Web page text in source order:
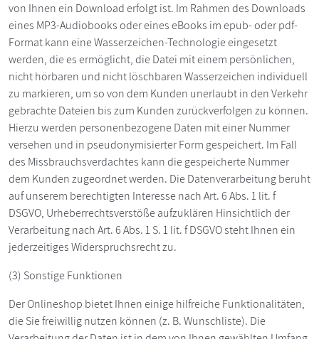
von Ihnen ein Download erfolgt ist. Im Rahmen des Downloads
eines MP3-Audiobooks oder eines eBooks im epub- oder pdf-
Format kann eine Wasserzeichen-Technologie eingesetzt
werden, die es ermöglicht, die Datei mit einem persönlichen,
nicht hörbaren und nicht löschbaren Wasserzeichen individuell
zu markieren, um so von dem Kunden unerlaubt in den Verkehr
gebrachte Dateien bis zum Kunden zurückverfolgen zu können.
Hierzu werden personenbezogene Daten mit einer Nummer
versehen und in pseudonymisierter Form gespeichert. Im Fall
des Missbrauchsverdachtes kann die gespeicherte Nummer
dem Kunden zugeordnet werden. Die Datenverarbeitung beruht
auf unserem berechtigten Interesse nach Art. 6 Abs. 1 lit. f
DSGVO, Urheberrechtsverstöße aufzuklären Hinsichtlich der
Verarbeitung nach Art. 6 Abs. 1 S. 1 lit. f DSGVO steht Ihnen ein
jederzeitiges Widerspruchsrecht zu.
(3) Sonstige Funktionen
Der Onlineshop bietet Ihnen einige hilfreiche Funktionalitäten,
die Sie freiwillig nutzen können (z. B. Wunschliste). Die